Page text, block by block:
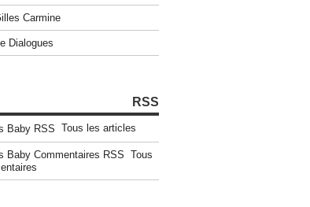
Carmine
Dialogues
RSS
Tous les articles
Tous